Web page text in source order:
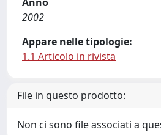
2002
Appare nelle tipologie:
1.1 Articolo in rivista
File in questo prodotto:
Non ci sono file associati a